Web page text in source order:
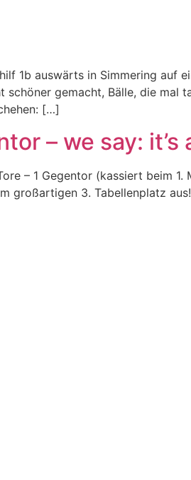
1b auswärts in Simmering auf
gemacht, Bälle, die mal
[…]
– we say: it’s
– 1 Gegentor (kassiert beim
großartigen 3. Tabellenplatz